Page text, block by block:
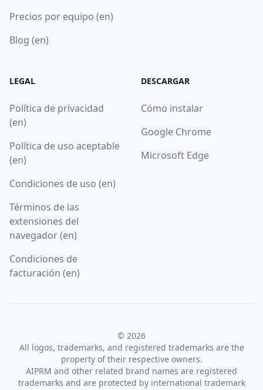
Precios por equipo (en)
Blog (en)
LEGAL
Política de privacidad
(en)
Política de uso aceptable
(en)
Condiciones de uso (en)
Términos de las
extensiones del
navegador (en)
Condiciones de
facturación (en)
DESCARGAR
Cómo instalar
Google Chrome
Microsoft Edge
© 2026
All logos, trademarks, and registered trademarks are the
property of their respective owners.
AIPRM and other related brand names are registered
trademarks and are protected by international trademark